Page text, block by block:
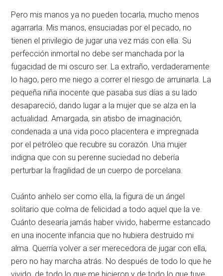
Pero mis manos ya no pueden tocarla, mucho menos
agarrarla. Mis manos, ensuciadas por el pecado, no
tienen el privilegio de jugar una vez más con ella. Su
perfección inmortal no debe ser manchada por la
fugacidad de mi oscuro ser. La extraño, verdaderamente
lo hago, pero me niego a correr el riesgo de arruinarla. La
pequeña niña inocente que pasaba sus días a su lado
desapareció, dando lugar a la mujer que se alza en la
actualidad. Amargada, sin atisbo de imaginación,
condenada a una vida poco placentera e impregnada
por el petróleo que recubre su corazón. Una mujer
indigna que con su perenne suciedad no debería
perturbar la fragilidad de un cuerpo de porcelana.
Cuánto anhelo ser como ella, la figura de un ángel
solitario que colma de felicidad a todo aquel que la ve.
Cuánto desearía jamás haber vivido, haberme estancado
en una inocente infancia que no hubiera destruido mi
alma. Querría volver a ser merecedora de jugar con ella,
pero no hay marcha atrás. No después de todo lo que he